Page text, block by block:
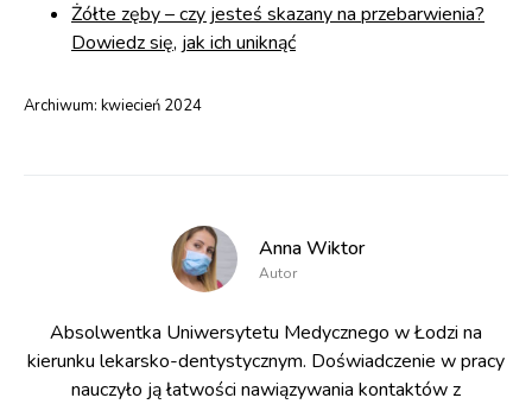
Żółte zęby – czy jesteś skazany na przebarwienia?
Dowiedz się, jak ich uniknąć
Archiwum: kwiecień 2024
Anna Wiktor
Autor
Absolwentka Uniwersytetu Medycznego w Łodzi na
kierunku lekarsko-dentystycznym. Doświadczenie w pracy
nauczyło ją łatwości nawiązywania kontaktów z